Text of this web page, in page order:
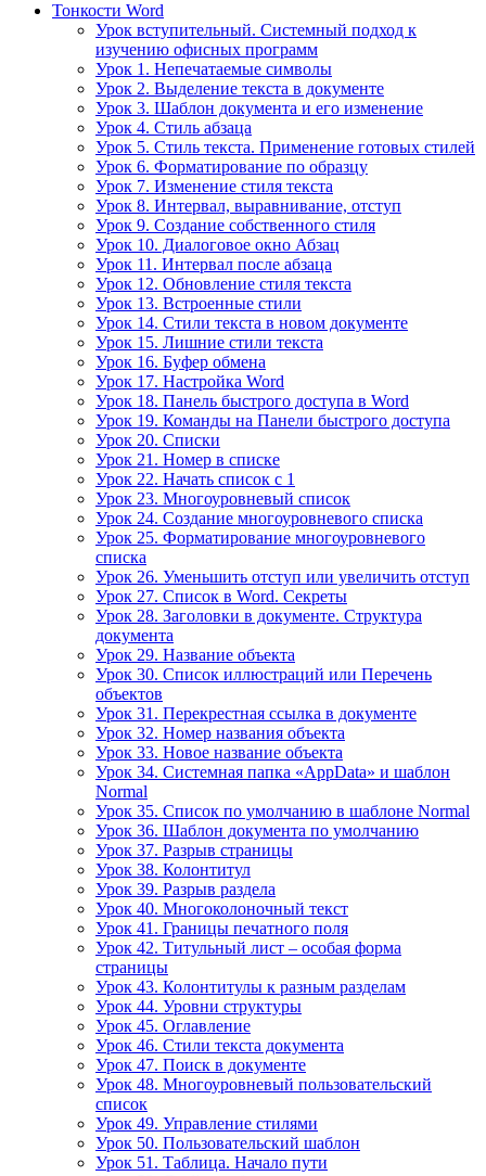
Тонкости Word
Урок вступительный. Системный подход к
изучению офисных программ
Урок 1. Непечатаемые символы
Урок 2. Выделение текста в документе
Урок 3. Шаблон документа и его изменение
Урок 4. Стиль абзаца
Урок 5. Стиль текста. Применение готовых стилей
Урок 6. Форматирование по образцу
Урок 7. Изменение стиля текста
Урок 8. Интервал, выравнивание, отступ
Урок 9. Создание собственного стиля
Урок 10. Диалоговое окно Абзац
Урок 11. Интервал после абзаца
Урок 12. Обновление стиля текста
Урок 13. Встроенные стили
Урок 14. Стили текста в новом документе
Урок 15. Лишние стили текста
Урок 16. Буфер обмена
Урок 17. Настройка Word
Урок 18. Панель быстрого доступа в Word
Урок 19. Команды на Панели быстрого доступа
Урок 20. Списки
Урок 21. Номер в списке
Урок 22. Начать список с 1
Урок 23. Многоуровневый список
Урок 24. Создание многоуровневого списка
Урок 25. Форматирование многоуровневого
списка
Урок 26. Уменьшить отступ или увеличить отступ
Урок 27. Список в Word. Секреты
Урок 28. Заголовки в документе. Структура
документа
Урок 29. Название объекта
Урок 30. Список иллюстраций или Перечень
объектов
Урок 31. Перекрестная ссылка в документе
Урок 32. Номер названия объекта
Урок 33. Новое название объекта
Урок 34. Системная папка «AppData» и шаблон
Normal
Урок 35. Список по умолчанию в шаблоне Normal
Урок 36. Шаблон документа по умолчанию
Урок 37. Разрыв страницы
Урок 38. Колонтитул
Урок 39. Разрыв раздела
Урок 40. Многоколоночный текст
Урок 41. Границы печатного поля
Урок 42. Титульный лист – особая форма
страницы
Урок 43. Колонтитулы к разным разделам
Урок 44. Уровни структуры
Урок 45. Оглавление
Урок 46. Стили текста документа
Урок 47. Поиск в документе
Урок 48. Многоуровневый пользовательский
список
Урок 49. Управление стилями
Урок 50. Пользовательский шаблон
Урок 51. Таблица. Начало пути